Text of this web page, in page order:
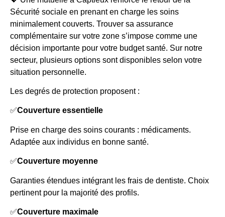
Sécurité sociale en prenant en charge les soins
minimalement couverts. Trouver sa assurance
complémentaire sur votre zone s’impose comme une
décision importante pour votre budget santé. Sur notre
secteur, plusieurs options sont disponibles selon votre
situation personnelle.
Les degrés de protection proposent :
✅Couverture essentielle
Prise en charge des soins courants : médicaments.
Adaptée aux individus en bonne santé.
✅Couverture moyenne
Garanties étendues intégrant les frais de dentiste. Choix
pertinent pour la majorité des profils.
✅Couverture maximale